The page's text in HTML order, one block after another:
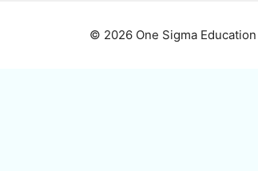
© 2026 One Sigma Education